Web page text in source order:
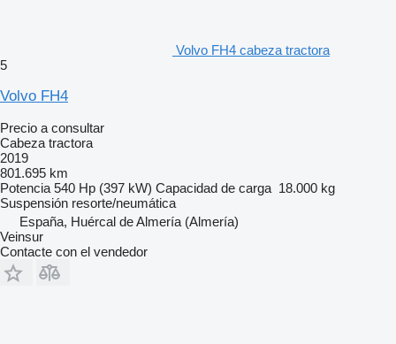
Volvo FH4 cabeza tractora
5
Volvo FH4
Precio a consultar
Cabeza tractora
2019
801.695 km
Potencia 540 Hp (397 kW) Capacidad de carga 18.000 kg
Suspensión resorte/neumática
España, Huércal de Almería (Almería)
Veinsur
Contacte con el vendedor